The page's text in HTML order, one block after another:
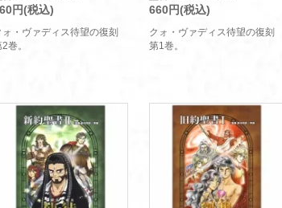
円(税込)
ォ・ヴァディス待望の復刻
巻。
660円(税込)
クォ・ヴァディス待望の復刻
第1巻。